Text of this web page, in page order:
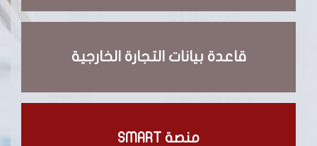
قاعدة بيانات التجارة الخارجية
منصة SMART